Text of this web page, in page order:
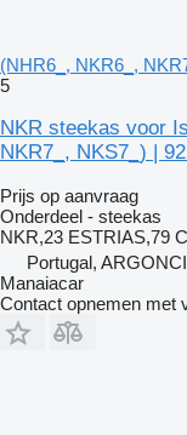
(NHR6_, NKR6_,
5
NKR steekas voor
NKR7_, NKS7_) |
Prijs op aanvraag
Onderdeel - steekas
NKR,23 ESTRIAS,79
Portugal,
Manaiacar
Contact opnemen met